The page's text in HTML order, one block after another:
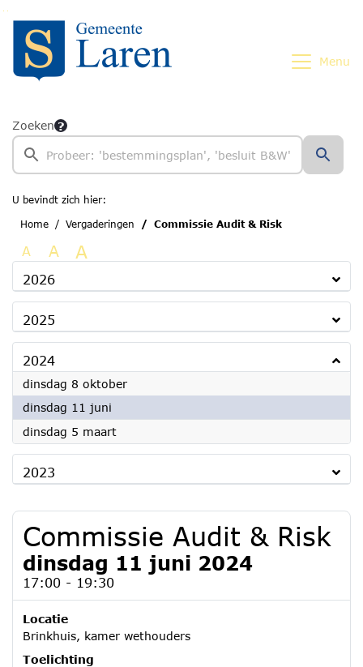
Ga naar de inhoud van deze pagina
Ga naar het zoeken
Ga naar het menu
Menu
Zoeken
U bevindt zich hier:
Home
Vergaderingen Commissie Audit & Risk
A A A
2026
2025
2024
dinsdag 8 oktober2024
dinsdag 11 juni
dinsdag 5 maart2024
2023
Commissie Audit & Risk
dinsdag 11 juni 2024
17:00 - 19:30
Locatie
Brinkhuis, kamer wethouders
Toelichting